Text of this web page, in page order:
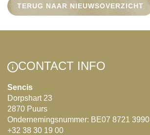
TERUG NAAR NIEUWSOVERZICHT
CONTACT INFO
Sencis
Dorpshart 23
2870 Puurs
Ondernemingsnummer: BE07 8721 3990
+32 38 30 19 00